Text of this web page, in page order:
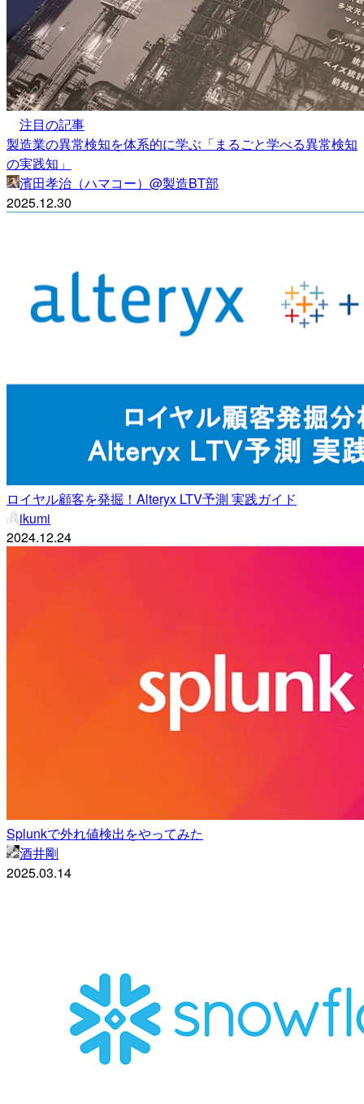
注目の記事
製造業の異常検知を体系的に学ぶ「まるごと学べる異常検知
の実践知」
濱田孝治（ハマコー）@製造BT部
2025.12.30
ロイヤル顧客を発掘！Alteryx LTV予測 実践ガイド
ikumi
2024.12.24
Splunkで外れ値検出をやってみた
酒井剛
2025.03.14